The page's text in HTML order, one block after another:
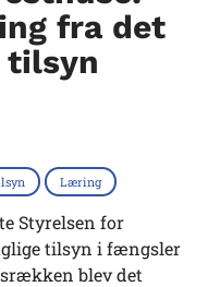
fra det
tilsyn
Læring
Styrelsen for
tilsyn i fængsler
blev det